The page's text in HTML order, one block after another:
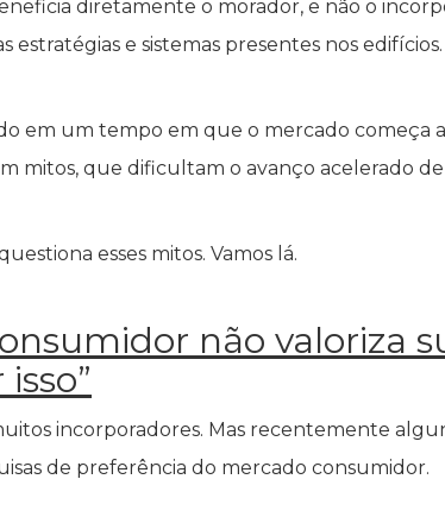
diretamente o morador, e não o
e sistemas presentes nos edifícios.
em um tempo em que o mercado começa a
mitos, que dificultam o avanço acelerado
esses mitos. Vamos lá.
não valoriza
incorporadores. Mas recentemente
de preferência do mercado consumidor.